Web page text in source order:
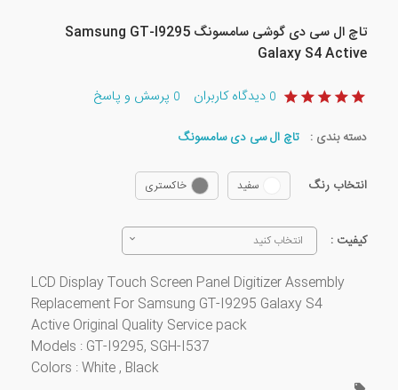
تاچ ال سی دی گوشی سامسونگ Samsung GT-I9295
Galaxy S4 Active
0 دیدگاه کاربران 0 پرسش و پاسخ
دسته بندی : تاچ ال سی دی سامسونگ
انتخاب رنگ سفید خاکستری
کیفیت : انتخاب کنید
LCD Display Touch Screen Panel Digitizer Assembly
Replacement For Samsung GT-I9295 Galaxy S4
Active Original Quality Service pack
​Models : GT-I9295, SGH-I537
​Colors : White , Black